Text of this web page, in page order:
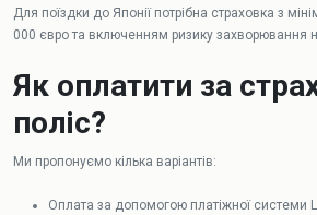
Для поїздки до Японії потрібна страховка з
000 євро та включенням ризику захворювання
Як оплатити за
поліс?
Ми пропонуємо кілька варіантів:
Оплата за допомогою платіжної системи